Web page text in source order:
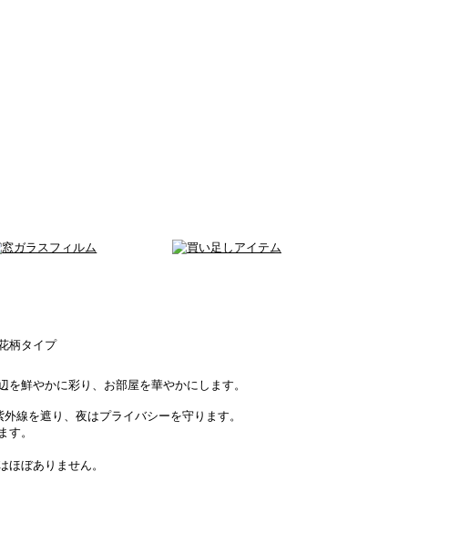
柄タイプ
鮮やかに彩り、お部屋を華やかにします。
線を遮り、夜はプライバシーを守ります。
。
ぼありません。